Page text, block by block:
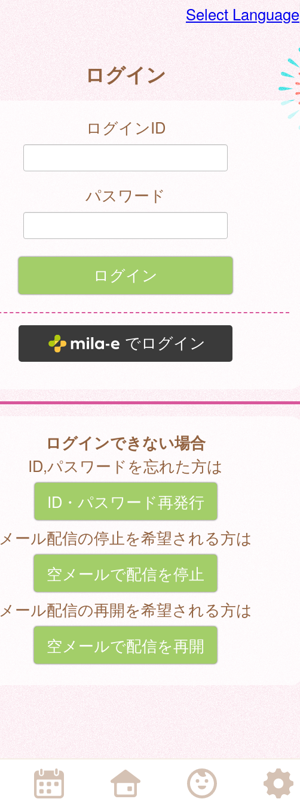
Select Language
ログイン
ログインID
パスワード
でログイン
ログインできない場合
ID,パスワードを忘れた方は
ID・パスワード再発行
メール配信の停止を希望される方は
空メールで配信を停止
メール配信の再開を希望される方は
空メールで配信を再開